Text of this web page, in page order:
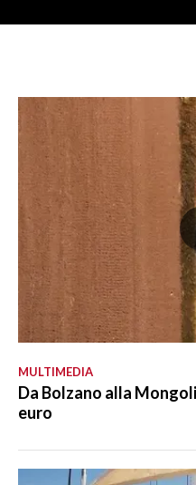
MULTIMEDIA
Da Bolzano alla
euro